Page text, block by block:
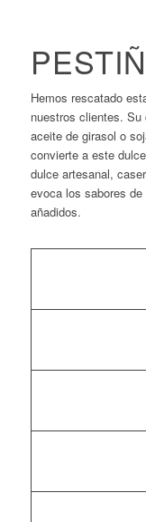
Hemos rescatado
nuestros clientes.
aceite de girasol o
convierte a este
dulce artesanal,
evoca los sabores
añadidos.